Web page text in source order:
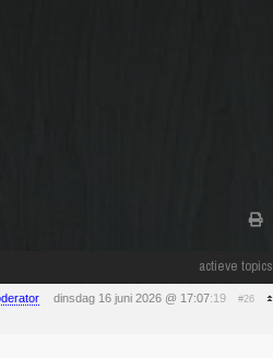
actieve topics
dinsdag 16 juni 2026 @ 17:07:19 #26